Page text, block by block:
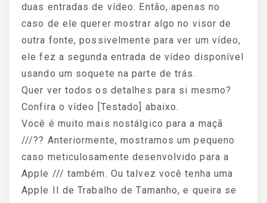
duas entradas de vídeo. Então, apenas no
caso de ele querer mostrar algo no visor de
outra fonte, possivelmente para ver um vídeo,
ele fez a segunda entrada de vídeo disponível
usando um soquete na parte de trás.
Quer ver todos os detalhes para si mesmo?
Confira o vídeo [Testado] abaixo.
Você é muito mais nostálgico para a maçã
///?? Anteriormente, mostramos um pequeno
caso meticulosamente desenvolvido para a
Apple /// também. Ou talvez você tenha uma
Apple II de Trabalho de Tamanho, e queira se